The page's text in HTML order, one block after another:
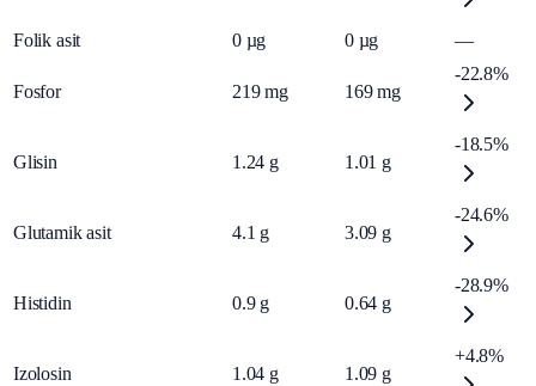
Folik asit 0 µg 0 µg —
Fosfor 219 mg 169 mg
-22.8%
Glisin 1.24 g 1.01 g
-18.5%
Glutamik asit 4.1 g 3.09 g
-24.6%
Histidin 0.9 g 0.64 g
-28.9%
Izolosin 1.04 g 1.09 g
+4.8%